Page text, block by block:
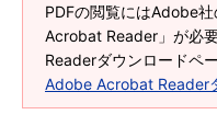
PDFの閲覧にはAdobe
Acrobat Reader」が必
Readerダウンロードペ
Adobe Acrobat Reader